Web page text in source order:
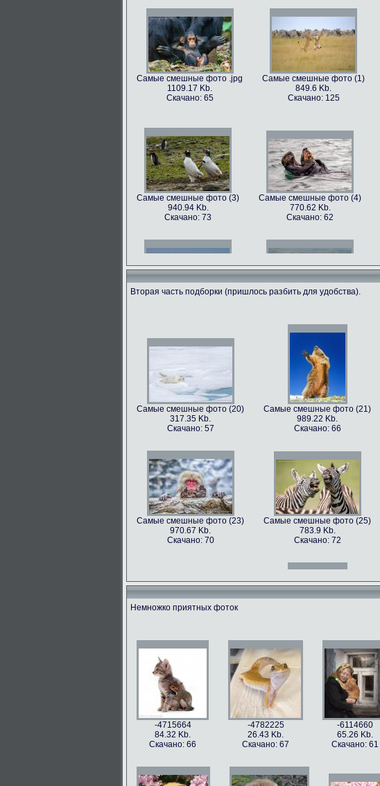
Самые смешные фото .jpg
1109.17 Kb.
Скачано: 65
Самые смешные фото (1)
849.6 Kb.
Скачано: 125
Самые смешные фото (3)
940.94 Kb.
Скачано: 73
Самые смешные фото (4)
770.62 Kb.
Скачано: 62
Самые смешные фото (9)
562.79 Kb.
Самые смешные фото (10)
899.22 Kb.
996.47 Kb.
Скачано: 71
Самые смешные фото (15)
809.97 Kb.
Скачано: 68
Самые смешные фото (16)
674.29 Kb.
Скачано: 79
Вторая часть подборки (пришлось разбить для удобства).
Самые смешные фото (20)
317.35 Kb.
Скачано: 57
Самые смешные фото (21)
989.22 Kb.
Скачано: 66
Самые смешные фото (23)
970.67 Kb.
Скачано: 70
Самые смешные фото (25)
783.9 Kb.
Скачано: 72
Самые смешные фото (27)
Скачано: 61
Самые смешные фото (28)
1158.5 Kb.
Скачано: 76
Самые смешные фото (31)
626.42 Kb.
Скачано: 77
Самые смешные фото (33)
1054 Kb.
Скачано: 85
Немножко приятных фоток
-4715664
84.32 Kb.
Скачано: 66
-4782225
26.43 Kb.
Скачано: 67
-6114660
65.26 Kb.
Скачано: 61